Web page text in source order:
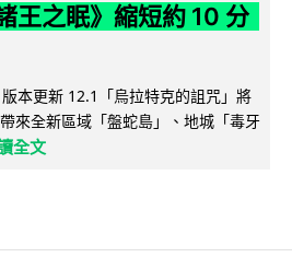
王之眠》縮短約 10 分
本更新 12.1「烏拉特克的詛咒」將
來全新區域「盤蛇島」、地城「毒牙
全文